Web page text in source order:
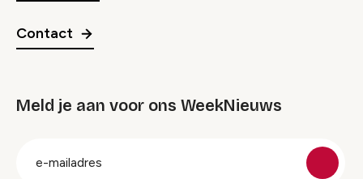
Contact
Meld je aan voor ons WeekNieuws